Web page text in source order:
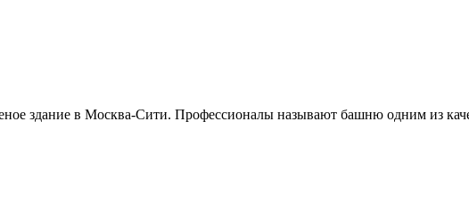
здание в Москва-Сити. Профессионалы называют башню одним из